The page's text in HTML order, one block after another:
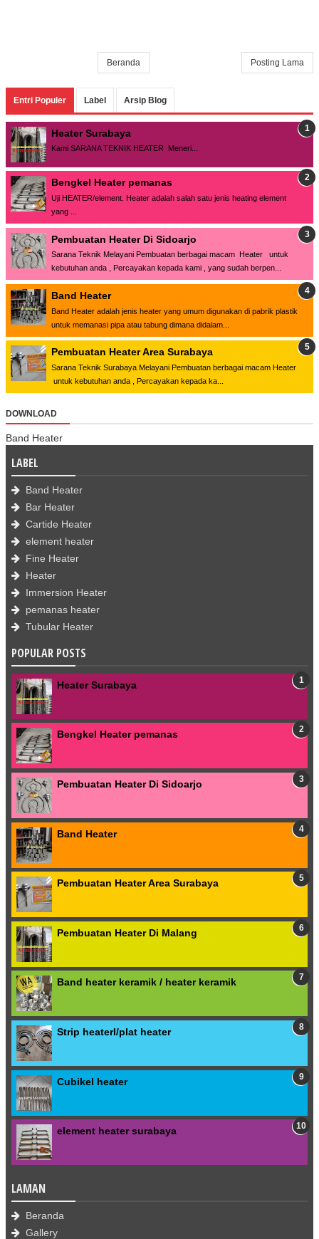
Posting Lama
Beranda
Entri Populer Label Arsip Blog
Heater Surabaya
Kami SARANA TEKNIK HEATER Meneri...
Bengkel Heater pemanas
Uji HEATER/element. Heater adalah salah satu jenis heating element
yang ...
Pembuatan Heater Di Sidoarjo
Sarana Teknik Melayani Pembuatan berbagai macam Heater untuk
kebutuhan anda , Percayakan kepada kami , yang sudah berpen...
Band Heater
Band Heater adalah jenis heater yang umum digunakan di pabrik plastik
untuk memanasi pipa atau tabung dimana didalam...
Pembuatan Heater Area Surabaya
Sarana Teknik Surabaya Melayani Pembuatan berbagai macam Heater
untuk kebutuhan anda , Percayakan kepada ka...
DOWNLOAD
Band Heater
LABEL
Band Heater
Bar Heater
Cartide Heater
element heater
Fine Heater
Heater
Immersion Heater
pemanas heater
Tubular Heater
POPULAR POSTS
Heater Surabaya
Bengkel Heater pemanas
Pembuatan Heater Di Sidoarjo
Band Heater
Pembuatan Heater Area Surabaya
Pembuatan Heater Di Malang
Band heater keramik / heater keramik
Strip heaterl/plat heater
Cubikel heater
element heater surabaya
LAMAN
Beranda
Gallery